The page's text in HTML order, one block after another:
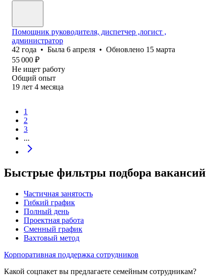
Помощник руководителя, диспетчер ,логист ,
администратор
42 года • Была 6 апреля • Обновлено 15 марта
55 000 ₽
Не ищет работу
Общий опыт
19 лет 4 месяца
1
2
3
...
Быстрые фильтры подбора вакансий
Частичная занятость
Гибкий график
Полный день
Проектная работа
Сменный график
Вахтовый метод
Корпоративная поддержка сотрудников
Какой соцпакет вы предлагаете семейным сотрудникам?